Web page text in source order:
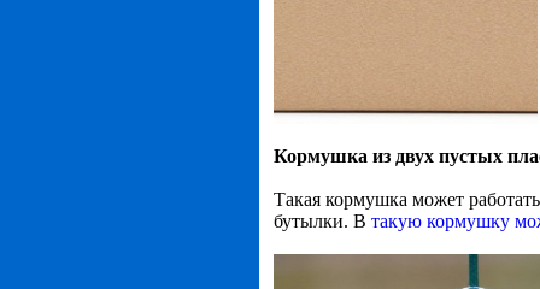
Кормушка из двух пустых
Такая кормушка может
бутылки. В такую кормушку